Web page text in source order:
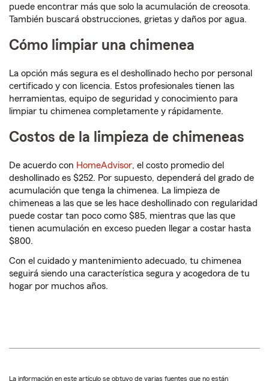
puede encontrar más que solo la acumulación de creosota.
También buscará obstrucciones, grietas y daños por agua.
Cómo limpiar una chimenea
La opción más segura es el deshollinado hecho por personal
certificado y con licencia. Estos profesionales tienen las
herramientas, equipo de seguridad y conocimiento para
limpiar tu chimenea completamente y rápidamente.
Costos de la limpieza de chimeneas
De acuerdo con HomeAdvisor, el costo promedio del
deshollinado es $252. Por supuesto, dependerá del grado de
acumulación que tenga la chimenea. La limpieza de
chimeneas a las que se les hace deshollinado con regularidad
puede costar tan poco como $85, mientras que las que
tienen acumulación en exceso pueden llegar a costar hasta
$800.
Con el cuidado y mantenimiento adecuado, tu chimenea
seguirá siendo una característica segura y acogedora de tu
hogar por muchos años.
La información en este artículo se obtuvo de varias fuentes que no están